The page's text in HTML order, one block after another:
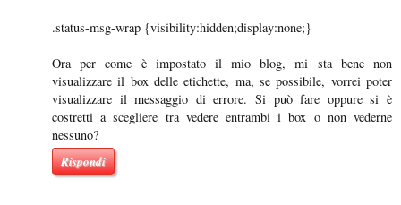
.status-msg-wrap {visibility:hidden;display:none;}
Ora per come è impostato il mio blog, mi sta bene non
visualizzare il box delle etichette, ma, se possibile, vorrei poter
visualizzare il messaggio di errore. Si può fare oppure si è
costretti a scegliere tra vedere entrambi i box o non vederne
nessuno?
Rispondi